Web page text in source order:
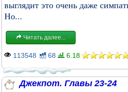
выглядит это очень даже
Но...
Читать далее...
113548 68 6.18
Джекпот. Главы 23-24